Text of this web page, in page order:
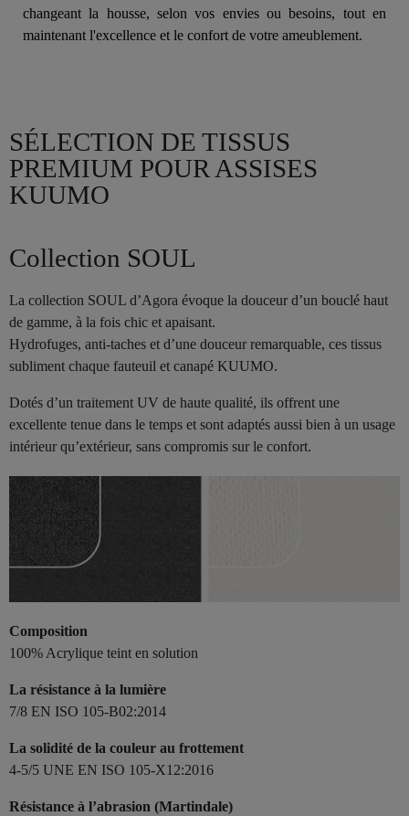
changeant la housse, selon vos envies ou besoins, tout en
maintenant l'excellence et le confort de votre ameublement.
SÉLECTION DE TISSUS
PREMIUM POUR ASSISES
KUUMO
Collection SOUL
La collection SOUL d’Agora évoque la douceur d’un bouclé haut
de gamme, à la fois chic et apaisant.
Hydrofuges, anti-taches et d’une douceur remarquable, ces tissus
subliment chaque fauteuil et canapé KUUMO.
Dotés d’un traitement UV de haute qualité, ils offrent une
excellente tenue dans le temps et sont adaptés aussi bien à un usage
intérieur qu’extérieur, sans compromis sur le confort.
Composition
100% Acrylique teint en solution
La résistance à la lumière
7/8 EN ISO 105-B02:2014
La solidité de la couleur au frottement
4-5/5 UNE EN ISO 105-X12:2016
Résistance à l’abrasion (Martindale)